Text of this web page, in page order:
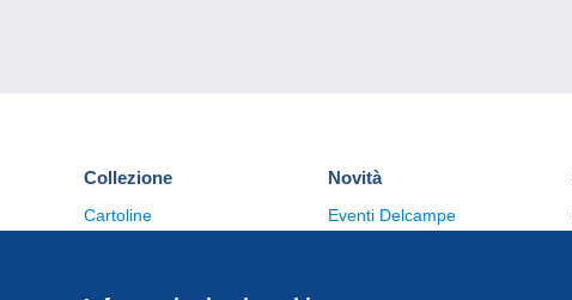
Collezione
Cartoline
Novità
Eventi Delcampe